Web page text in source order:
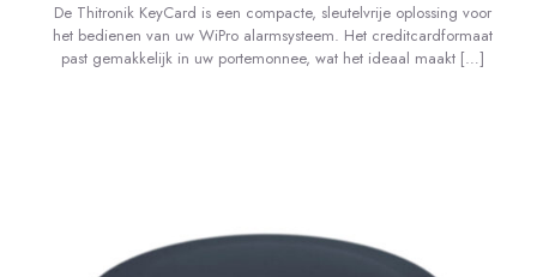
De Thitronik KeyCard is een compacte, sleutelvrije oplossing voor
het bedienen van uw WiPro alarmsysteem. Het creditcardformaat
past gemakkelijk in uw portemonnee, wat het ideaal maakt […]